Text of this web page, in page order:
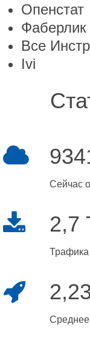
Опенстат
Фаберлик
Все
Ivi
Сейчас
2,7
Трафика
Среднее